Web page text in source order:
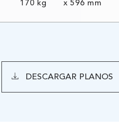
170 kg
x 596 mm
DESCARGAR PLANOS